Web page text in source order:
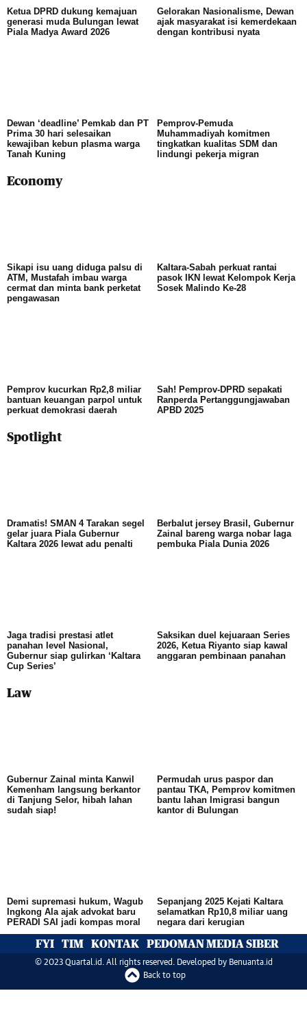
Ketua DPRD dukung kemajuan
generasi muda Bulungan lewat
Piala Madya Award 2026
Gelorakan Nasionalisme, Dewan
ajak masyarakat isi kemerdekaan
dengan kontribusi nyata
Dewan ‘deadline’ Pemkab dan PT
Prima 30 hari selesaikan
kewajiban kebun plasma warga
Tanah Kuning
Pemprov-Pemuda
Muhammadiyah komitmen
tingkatkan kualitas SDM dan
lindungi pekerja migran
Economy
Sikapi isu uang diduga palsu di
ATM, Mustafah imbau warga
cermat dan minta bank perketat
pengawasan
Kaltara-Sabah perkuat rantai
pasok IKN lewat Kelompok Kerja
Sosek Malindo Ke-28
Pemprov kucurkan Rp2,8 miliar
bantuan keuangan parpol untuk
perkuat demokrasi daerah
Sah! Pemprov-DPRD sepakati
Ranperda Pertanggungjawaban
APBD 2025
Spotlight
Dramatis! SMAN 4 Tarakan segel
gelar juara Piala Gubernur
Kaltara 2026 lewat adu penalti
Berbalut jersey Brasil, Gubernur
Zainal bareng warga nobar laga
pembuka Piala Dunia 2026
Jaga tradisi prestasi atlet
panahan level Nasional,
Gubernur siap gulirkan ‘Kaltara
Cup Series’
Saksikan duel kejuaraan Series
2026, Ketua Riyanto siap kawal
anggaran pembinaan panahan
Law
Gubernur Zainal minta Kanwil
Kemenham langsung berkantor
di Tanjung Selor, hibah lahan
sudah siap!
Permudah urus paspor dan
pantau TKA, Pemprov komitmen
bantu lahan Imigrasi bangun
kantor di Bulungan
Demi supremasi hukum, Wagub
Ingkong Ala ajak advokat baru
PERADI SAI jadi kompas moral
Sepanjang 2025 Kejati Kaltara
selamatkan Rp10,8 miliar uang
negara dari kerugian
FYI TIM KONTAK PEDOMAN MEDIA SIBER
© 2023 Quartal.id. All rights reserved. Developed by Benuanta.id
Back to top